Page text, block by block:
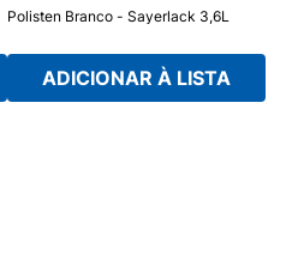
Polisten Branco - Sayerlack 3,6L
ADICIONAR À LISTA